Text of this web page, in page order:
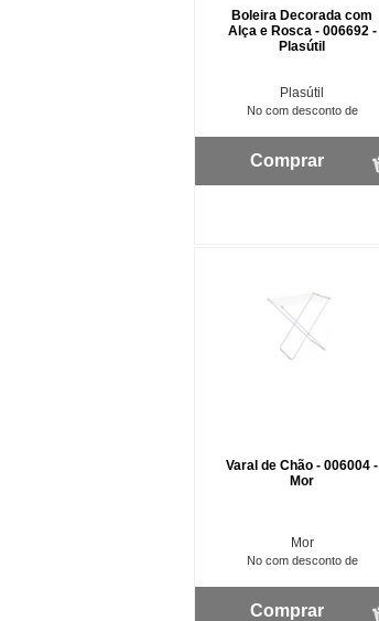
Boleira Decorada com
Alça e Rosca - 006692 -
Plasútil
Plasútil
No com desconto de
Comprar
Varal de Chão - 006004 -
Mor
Mor
No com desconto de
Comprar